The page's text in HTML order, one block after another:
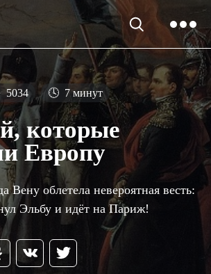
5034 🕓 7 минут
которые
Европу
Вену облетела невероятная весть:
Эльбу и идёт на Париж!